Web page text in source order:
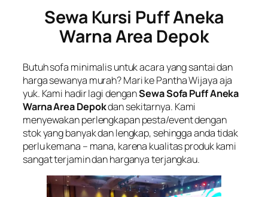
Sewa Kursi Puff Aneka
Warna Area Depok
Butuh sofa minimalis untuk acara yang santai dan
harga sewanya murah? Mari ke Pantha Wijaya aja
yuk. Kami hadir lagi denganSewa Sofa Puff Aneka
Warna Area Depokdan sekitarnya. Kami
menyewakan perlengkapan pesta/event dengan
stok yang banyak dan lengkap, sehingga anda tidak
perlu kemana – mana, karena kualitas produk kami
sangat terjamin dan harganya terjangkau.